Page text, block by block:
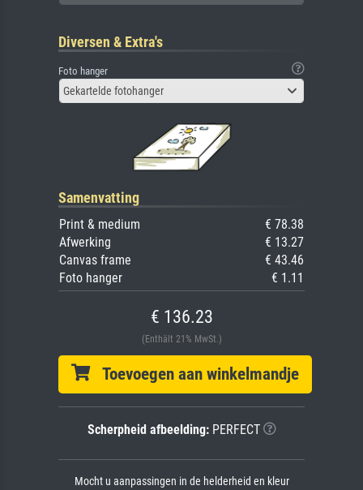
Diversen & Extra's
Foto hanger
Gekartelde fotohanger
Samenvatting
Print & medium
€ 78.38
Afwerking
€ 13.27
Canvas frame
€ 43.46
Foto hanger
€ 1.11
€ 136.23
(Enthält 21% MwSt.)
Toevoegen aan winkelmandje
Scherpheid afbeelding:PERFECT
Mocht u aanpassingen in de helderheid en kleur